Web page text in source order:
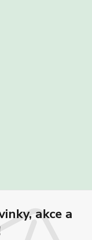
akce a